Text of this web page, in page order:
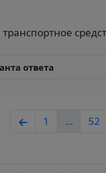
транспортное
ответа
1 … 52